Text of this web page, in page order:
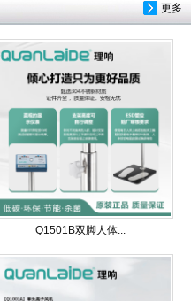
更多
Q1501B双脚人体...